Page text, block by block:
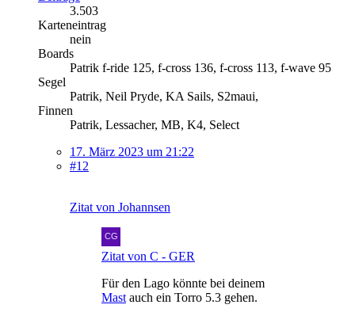
3.503
Karteneintrag
nein
Boards
Patrik f-ride 125, f-cross 136, f-cross 113, f-wave 95
Segel
Patrik, Neil Pryde, KA Sails, S2maui,
Finnen
Patrik, Lessacher, MB, K4, Select
17. März 2023 um 21:22
#12
Zitat von Johannsen
Zitat von C - GER
Für den Lago könnte bei deinem
Mast auch ein Torro 5.3 gehen.